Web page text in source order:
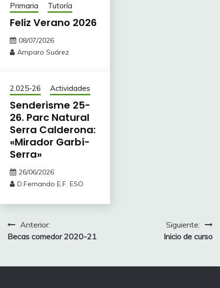
Primaria
Tutoría
Feliz Verano 2026
08/07/2026
Amparo Suárez
2.025-26 Actividades
Senderisme 25-
26. Parc Natural
Serra Calderona:
«Mirador Garbí-
Serra»
26/06/2026
D.Fernando E.F. ESO
Navegación
de
Anterior:
Becas comedor 2020-21
Siguiente:
Inicio de curso